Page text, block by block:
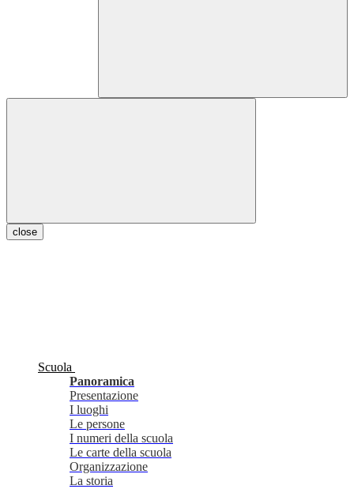
close
Scuola
Panoramica
Presentazione
I luoghi
Le persone
I numeri della scuola
Le carte della scuola
Organizzazione
La storia